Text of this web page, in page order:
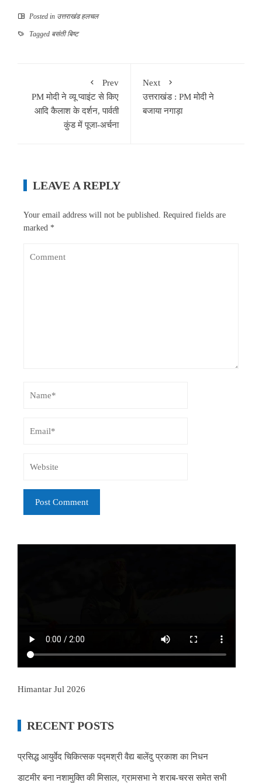
Posted in उत्तराखंड हलचल
Tagged बसंती बिष्ट
Prev
PM मोदी ने व्यू प्वाइंट से किए
आदि कैलाश के दर्शन, पार्वती
कुंड में पूजा-अर्चना
Next
उत्तराखंड : PM मोदी ने
बजाया नगाड़ा
LEAVE A REPLY
Your email address will not be published. Required fields are
marked *
Himantar Jul 2026
RECENT POSTS
प्रसिद्ध आयुर्वेद चिकित्सक पद्मश्री वैद्य बालेंदु प्रकाश का निधन
डाटमीर बना नशामुक्ति की मिसाल, ग्रामसभा ने शराब-चरस समेत सभी